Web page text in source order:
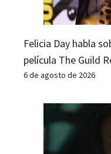
Felicia Day habla
película The Guild
6 de agosto de 2026